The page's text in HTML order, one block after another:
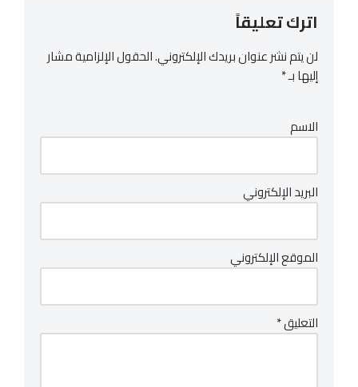
اترك تعليقاً
لن يتم نشر عنوان بريدك الإلكتروني.الحقول الإلزامية مشار
إليها بـ*
الاسم
البريد الإلكتروني
الموقع الإلكتروني
التعليق*